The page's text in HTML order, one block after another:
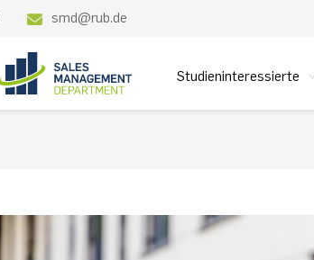
smd@rub.de
Studieninteressierte